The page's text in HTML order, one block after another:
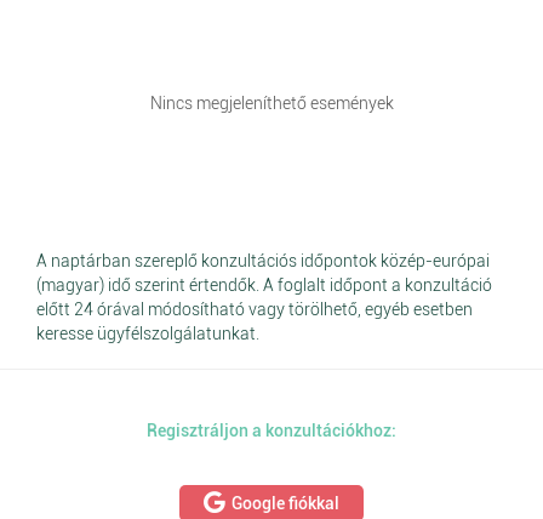
Nincs megjeleníthető események
A naptárban szereplő konzultációs időpontok közép-európai
(magyar) idő szerint értendők. A foglalt időpont a konzultáció
előtt 24 órával módosítható vagy törölhető, egyéb esetben
keresse ügyfélszolgálatunkat.
Regisztráljon a konzultációkhoz:
Google fiókkal